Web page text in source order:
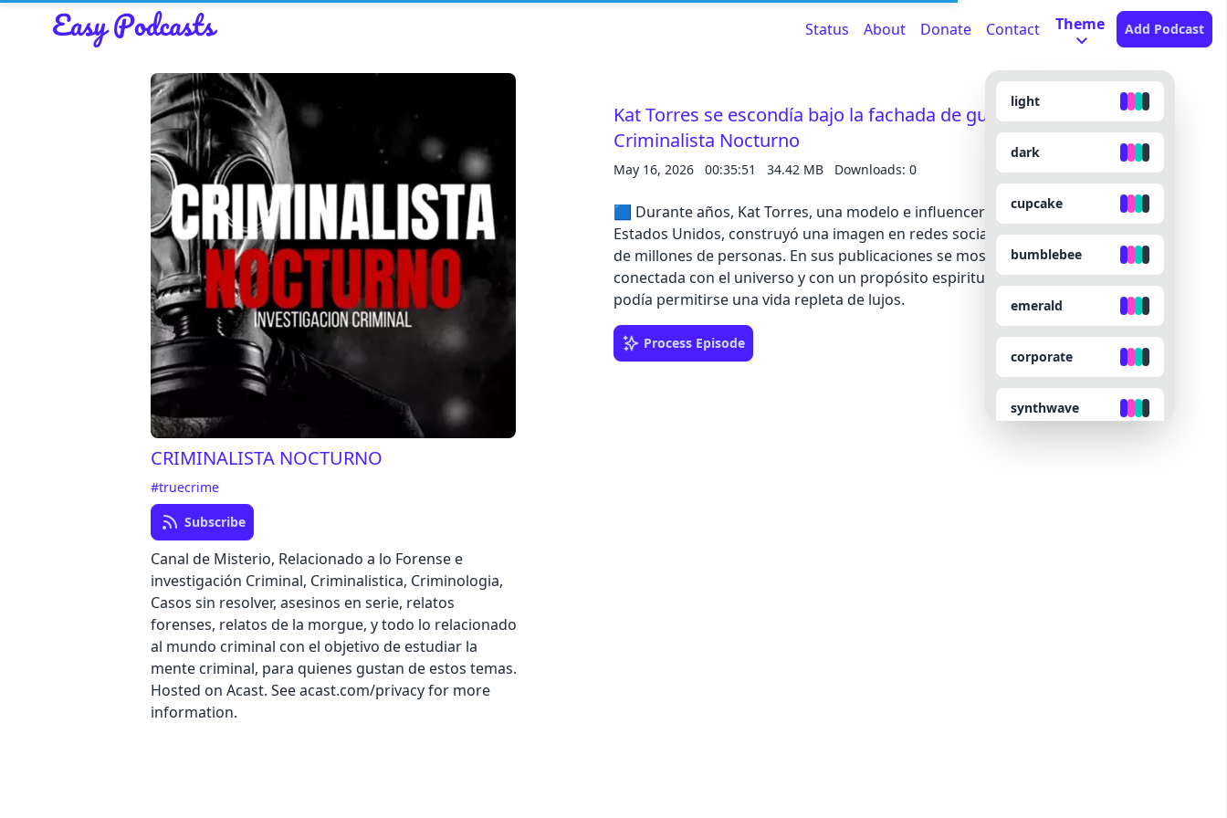
Read about our content policies here
Cancel Save
Status About Donate Contact Theme
light
dark
cupcake
bumblebee
emerald
corporate
synthwave
Add Podcast
CRIMINALISTA NOCTURNO
#truecrime
Subscribe
Canal de Misterio, Relacionado a lo Forense e
investigación Criminal, Criminalistica, Criminologia,
Casos sin resolver, asesinos en serie, relatos
forenses, relatos de la morgue, y todo lo relacionado
al mundo criminal con el objetivo de estudiar la
mente criminal, para quienes gustan de estos temas.
Hosted on Acast. See acast.com/privacy for more
information.
Kat Torres se escondía bajo la fachada de gurú espiritual |
Criminalista Nocturno
May 16, 2026 00:35:51 34.42 MB Downloads: 0
🟦 Durante años, Kat Torres, una modelo e influencer brasileña que residía en
Estados Unidos, construyó una imagen en redes sociales que llamó la atención
de millones de personas. En sus publicaciones se mostraba como una mujer
conectada con el universo y con un propósito espiritual, pero que, a la vez,
podía permitirse una vida repleta de lujos.
Process Episode